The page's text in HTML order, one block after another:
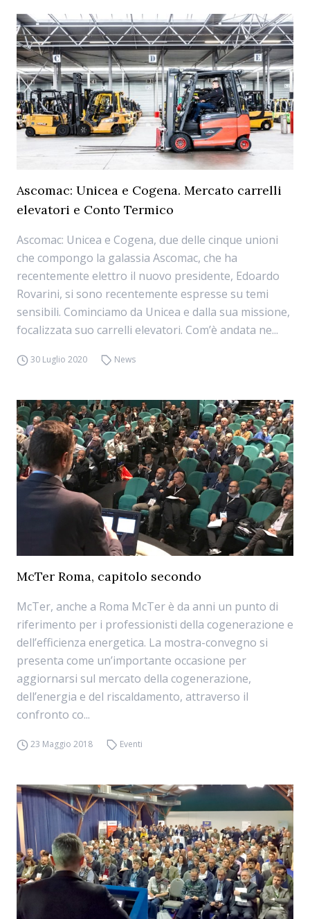
Ascomac: Unicea e Cogena. Mercato carrelli
elevatori e Conto Termico
Ascomac: Unicea e Cogena, due delle cinque unioni
che compongo la galassia Ascomac, che ha
recentemente elettro il nuovo presidente, Edoardo
Rovarini, si sono recentemente espresse su temi
sensibili. Cominciamo da Unicea e dalla sua missione,
focalizzata suo carrelli elevatori. Com’è andata ne...
30 Luglio 2020 News
McTer Roma, capitolo secondo
McTer, anche a Roma McTer è da anni un punto di
riferimento per i professionisti della cogenerazione e
dell’efficienza energetica. La mostra-convegno si
presenta come un’importante occasione per
aggiornarsi sul mercato della cogenerazione,
dell’energia e del riscaldamento, attraverso il
confronto co...
23 Maggio 2018 Eventi